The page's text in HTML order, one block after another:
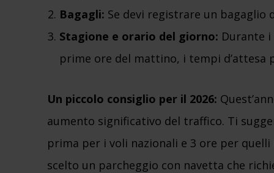
Bagagli: Se devi registrare un
Stagione e orario del giorno: Durante
prime ore del mattino, i tempi d’attesa
Un piccolo consiglio per il 2026:
aumento significativo del traffico. Ti
prima per i voli nazionali e 3 ore per
scelto un parcheggio con navetta che